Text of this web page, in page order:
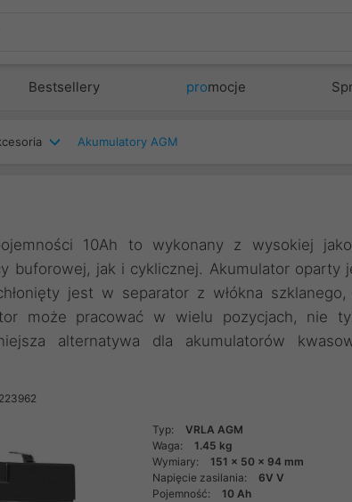
Bestsellery promocje
Akumulatory AGM
10Ah to wykonany z wysokiej
buforowej, jak i cyklicznej. Akumulator oparty
jest w separator z włókna szklanego,
może pracować w wielu pozycjach, nie
alternatywa dla akumulatorów
Typ:
VRLA AGM
Waga:
1.45 kg
Wymiary:
151 x 50 x 94 mm
Napięcie zasilania:
6V V
Pojemność:
10 Ah